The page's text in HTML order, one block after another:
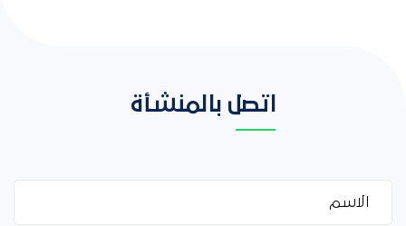
اتصل بالمنشأة